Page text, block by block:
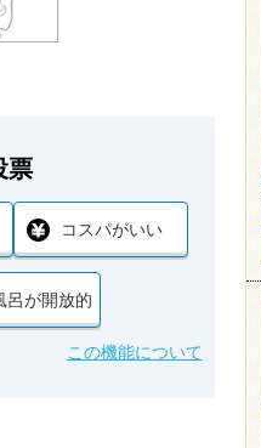
票
コスパがいい
呂が開放的
この機能について